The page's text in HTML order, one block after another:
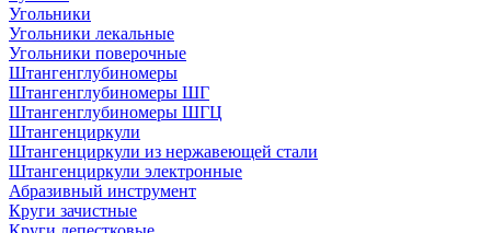
Угольники
Угольники лекальные
Угольники поверочные
Штангенглубиномеры
Штангенглубиномеры ШГ
Штангенглубиномеры ШГЦ
Штангенциркули
Штангенциркули из нержавеющей стали
Штангенциркули электронные
Абразивный инструмент
Круги зачистные